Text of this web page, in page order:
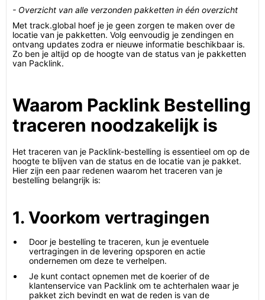
- Overzicht van alle verzonden pakketten in één overzicht
Met track.global hoef je je geen zorgen te maken over de
locatie van je pakketten. Volg eenvoudig je zendingen en
ontvang updates zodra er nieuwe informatie beschikbaar is.
Zo ben je altijd op de hoogte van de status van je pakketten
van Packlink.
Waarom Packlink Bestelling
traceren noodzakelijk is
Het traceren van je Packlink-bestelling is essentieel om op de
hoogte te blijven van de status en de locatie van je pakket.
Hier zijn een paar redenen waarom het traceren van je
bestelling belangrijk is:
1. Voorkom vertragingen
Door je bestelling te traceren, kun je eventuele
vertragingen in de levering opsporen en actie
ondernemen om deze te verhelpen.
Je kunt contact opnemen met de koerier of de
klantenservice van Packlink om te achterhalen waar je
pakket zich bevindt en wat de reden is van de